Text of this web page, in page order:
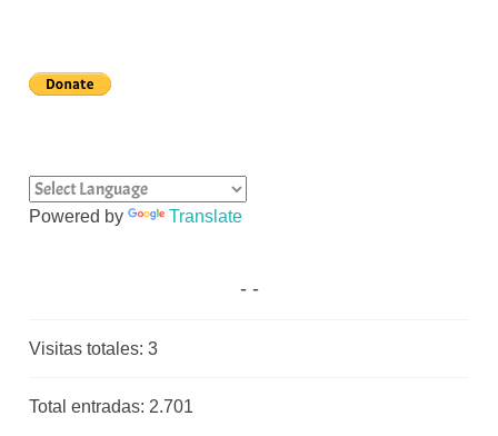
Powered by Translate
Visitas totales:3
Total entradas: 2.701